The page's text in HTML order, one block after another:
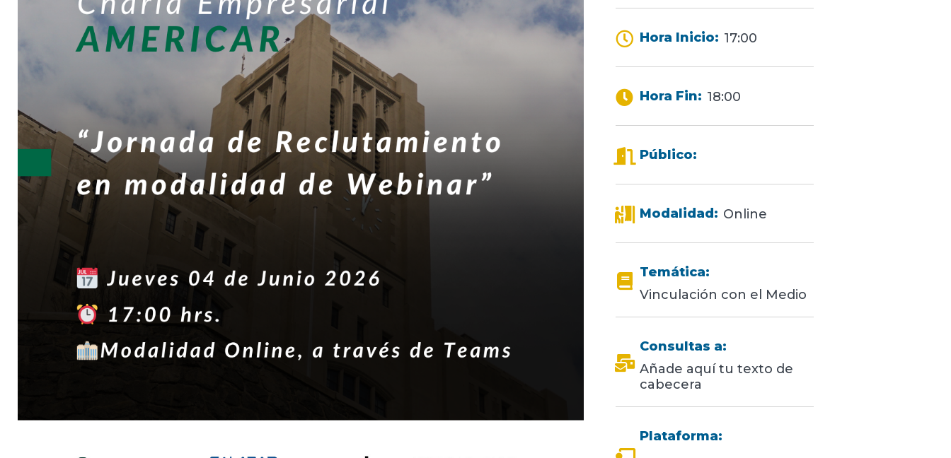
Hora Inicio: 17:00
Hora Fin: 18:00
Público:
Modalidad: Online
Temática:
Vinculación con el Medio
Consultas a:
Añade aquí tu texto de
cabecera
Plataforma: